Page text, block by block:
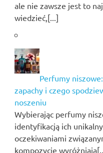
ale nie zawsze jest to
wiedzieć,[...]
Perfumy
zapachy i czego
noszeniu
Wybierając perfumy
identyfikacją ich
oczekiwaniami
kompozycje